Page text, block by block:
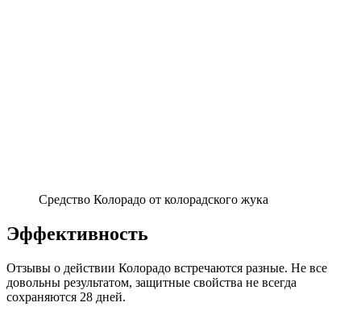
Средство Колорадо от колорадского жука
Эффективность
Отзывы о действии Колорадо встречаются разные. Не все
довольны результатом, защитные свойства не всегда
сохраняются 28 дней.